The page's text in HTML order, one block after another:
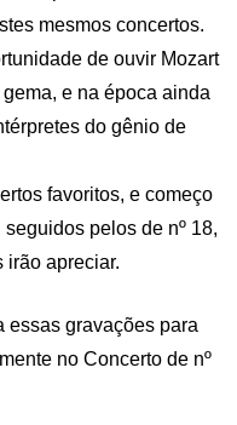
mesmos concertos.
de ouvir Mozart
e na época ainda
do gênio de
favoritos, e começo
pelos de nº 18,
irão apreciar.
essas gravações para
no Concerto de nº